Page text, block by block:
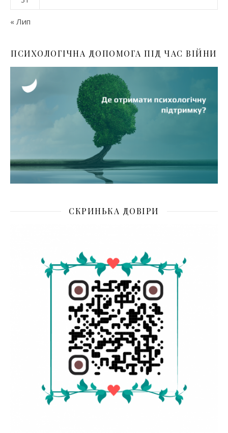
« Лип
ПСИХОЛОГІЧНА ДОПОМОГА ПІД ЧАС ВІЙНИ
СКРИНЬКА ДОВІРИ